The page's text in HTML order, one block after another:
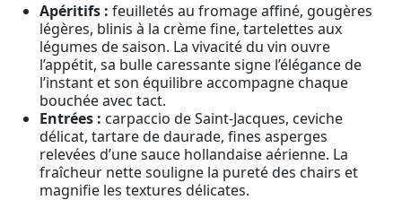
Apéritifs : feuilletés au fromage affiné, gougères
légères, blinis à la crème fine, tartelettes aux
légumes de saison. La vivacité du vin ouvre
l’appétit, sa bulle caressante signe l’élégance de
l’instant et son équilibre accompagne chaque
bouchée avec tact.
Entrées : carpaccio de Saint-Jacques, ceviche
délicat, tartare de daurade, fines asperges
relevées d’une sauce hollandaise aérienne. La
fraîcheur nette souligne la pureté des chairs et
magnifie les textures délicates.